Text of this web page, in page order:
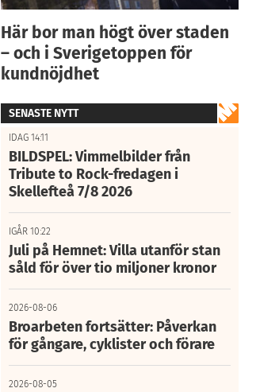
Här bor man högt över staden
– och i Sverigetoppen för
kundnöjdhet
SENASTE NYTT
IDAG 14:11
BILDSPEL: Vimmelbilder från
Tribute to Rock-fredagen i
Skellefteå 7/8 2026
IGÅR 10:22
Juli på Hemnet: Villa utanför stan
såld för över tio miljoner kronor
2026-08-06
Broarbeten fortsätter: Påverkan
för gångare, cyklister och förare
2026-08-05